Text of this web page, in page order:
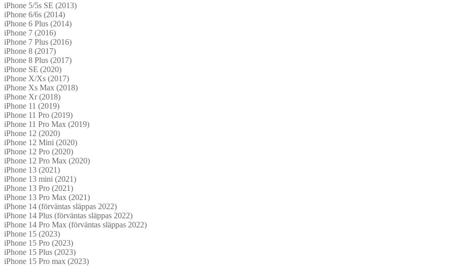
iPhone 5/5s SE (2013)
iPhone 6/6s (2014)
iPhone 6 Plus (2014)
iPhone 7 (2016)
iPhone 7 Plus (2016)
iPhone 8 (2017)
iPhone 8 Plus (2017)
iPhone SE (2020)
iPhone X/Xs (2017)
iPhone Xs Max (2018)
iPhone Xr (2018)
iPhone 11 (2019)
iPhone 11 Pro (2019)
iPhone 11 Pro Max (2019)
iPhone 12 (2020)
iPhone 12 Mini (2020)
iPhone 12 Pro (2020)
iPhone 12 Pro Max (2020)
iPhone 13 (2021)
iPhone 13 mini (2021)
iPhone 13 Pro (2021)
iPhone 13 Pro Max (2021)
iPhone 14 (förväntas släppas 2022)
iPhone 14 Plus (förväntas släppas 2022)
iPhone 14 Pro Max (förväntas släppas 2022)
iPhone 15 (2023)
iPhone 15 Pro (2023)
iPhone 15 Plus (2023)
iPhone 15 Pro max (2023)